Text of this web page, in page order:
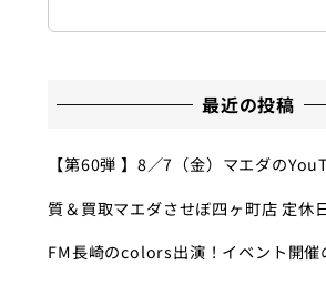
最近の投稿
【第60弾 】8／7（金）マエダの
質＆買取マエダさせぼ四ヶ町店 定休
FM長崎のcolors出演！イベント開催